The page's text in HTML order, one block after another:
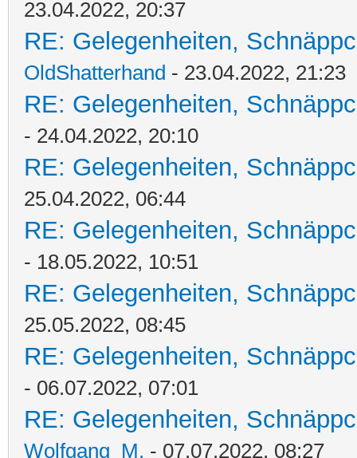
23.04.2022, 20:37
RE: Gelegenheiten,
OldShatterhand - 23.04.2022, 21:23
RE: Gelegenheiten,
- 24.04.2022, 20:10
RE: Gelegenheiten,
25.04.2022, 06:44
RE: Gelegenheiten,
- 18.05.2022, 10:51
RE: Gelegenheiten,
25.05.2022, 08:45
RE: Gelegenheiten,
- 06.07.2022, 07:01
RE: Gelegenheiten,
Wolfgang_M. - 07.07.2022, 08:27